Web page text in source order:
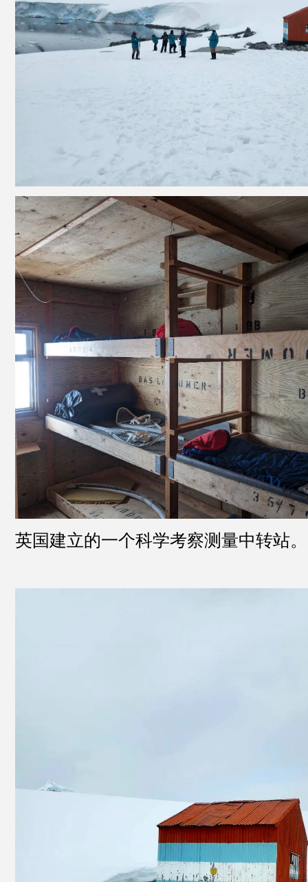
英国建立的一个科学考察测量中转站。